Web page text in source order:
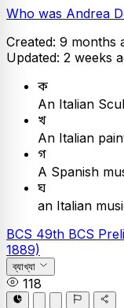
Who was Andrea
Created: 9 months
Updated: 2 weeks
ক
An Italian
খ
An Italian
গ
A Spanish
ঘ
an Italian
BCS 49th BCS Preli
1889)
ব্যাখ্যা
118